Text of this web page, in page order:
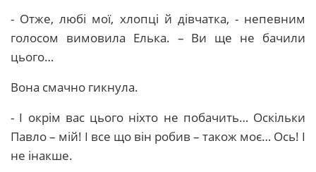
- Отже, любі мої, хлопці й дівчатка, - непевним
голосом вимовила Елька. – Ви ще не бачили
цього…
Вона смачно гикнула.
- І окрім вас цього ніхто не побачить… Оскільки
Павло – мій! І все що він робив – також моє… Ось! І
не інакше.